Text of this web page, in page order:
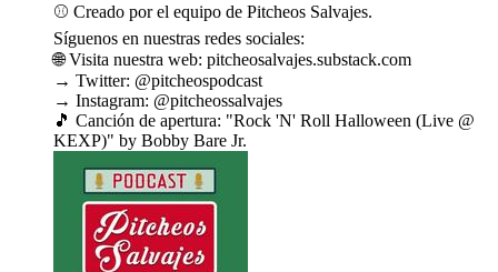
⚾ Creado por el equipo de Pitcheos Salvajes.
Síguenos en nuestras redes sociales:
🌐 Visita nuestra web: pitcheosalvajes.substack.com
→ Twitter: @pitcheospodcast
→ Instagram: @pitcheossalvajes
🎵 Canción de apertura: "Rock 'N' Roll Halloween (Live @
KEXP)" by Bobby Bare Jr.